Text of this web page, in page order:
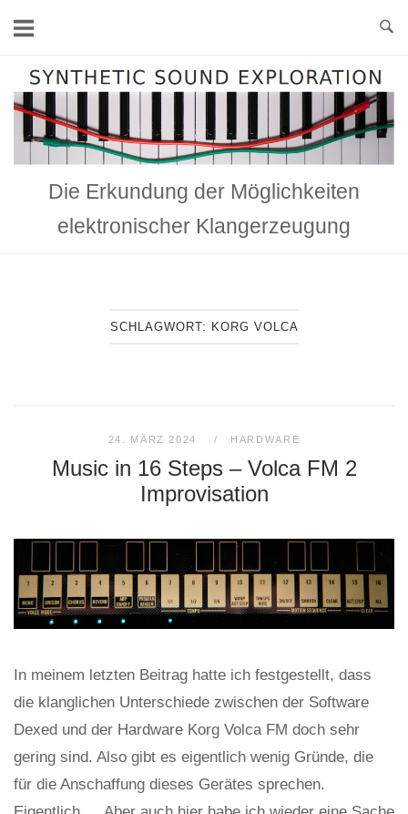
content
Home
Die Erkundung der Möglichkeiten
elektronischer Klangerzeugung
SCHLAGWORT: KORG VOLCA
24. MÄRZ 2024 HARDWARE
Music in 16 Steps – Volca FM 2
Improvisation
In meinem letzten Beitrag hatte ich festgestellt, dass
die klanglichen Unterschiede zwischen der Software
Dexed und der Hardware Korg Volca FM doch sehr
gering sind. Also gibt es eigentlich wenig Gründe, die
für die Anschaffung dieses Gerätes sprechen.